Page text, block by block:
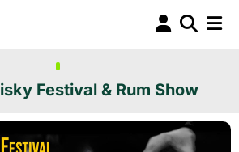
Festival & Rum Show